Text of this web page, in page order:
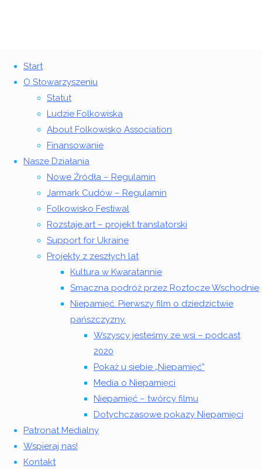
Start
O Stowarzyszeniu
Statut
Ludzie Folkowiska
About Folkowisko Association
Finansowanie
Nasze Działania
Nowe Źródła – Regulamin
Jarmark Cudów – Regulamin
Folkowisko Festiwal
Rozstaje.art – projekt translatorski
Support for Ukraine
Projekty z zeszłych lat
Kultura w Kwaratannie
Smaczna podróż przez Roztocze Wschodnie
Niepamięć. Pierwszy film o dziedzictwie
pańszczyzny.
Wszyscy jesteśmy ze wsi – podcast
2020
Pokaż u siebie „Niepamięć”
Media o Niepamięci
Niepamięć – twórcy filmu
Dotychczasowe pokazy Niepamięci
Patronat Medialny
Wspieraj nas!
Kontakt
Fanipay dziękujemy
dziękujemy
Serdecznie
dziękujemy
Ci za
darowiznę
dla
Stowarzyszenia
Folkowisko!
Jeśli
masz
jakieś
pytania
do nas,
przeznaczone
Twoje
pieniądze
Powrót
©2018 Stowarzyszenie Folkowisko